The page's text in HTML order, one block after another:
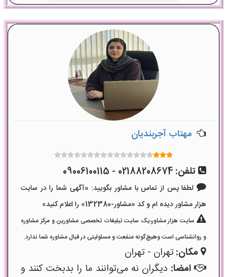
مهتاب آجربندیان
تلفن: 02188208674 - 09006100115
لطفا پس از تماس با مشاور بگویید: «آگهی شما را در سایت
هزار مشاور دیده ام و کد «مشاور-132380» را اعلام کنید»
سایت هزار مشاور،یک سایت تبلیغات تخصصی مشاورین و مرکز مشاوره
و روانشناسی است وهیچ‌گونه منفعت و مسئولیتی در قبال مشاوره شما ندارد.
مکان:تهران - تهران
امضا: دیگران نه می‌توانند ما را بدبخت کنند و